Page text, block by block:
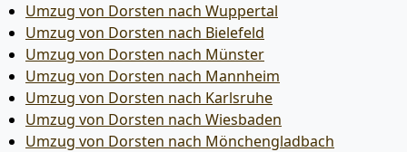
Umzug von Dorsten nach Wuppertal
Umzug von Dorsten nach Bielefeld
Umzug von Dorsten nach Münster
Umzug von Dorsten nach Mannheim
Umzug von Dorsten nach Karlsruhe
Umzug von Dorsten nach Wiesbaden
Umzug von Dorsten nach Mönchen­gladbach